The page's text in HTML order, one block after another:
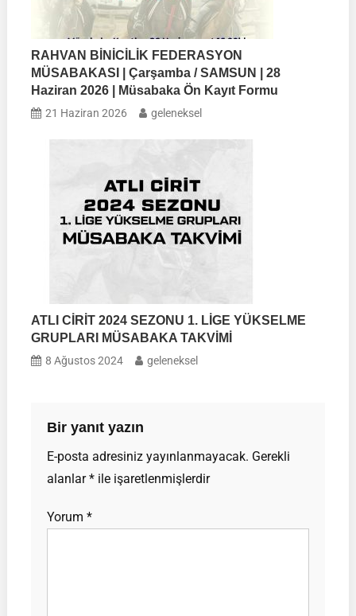
RAHVAN BİNİCİLİK FEDERASYON
MÜSABAKASI | Çarşamba / SAMSUN | 28
Haziran 2026 | Müsabaka Ön Kayıt Formu
21 Haziran 2026 geleneksel
ATLI CİRİT 2024 SEZONU 1. LİGE YÜKSELME
GRUPLARI MÜSABAKA TAKVİMİ
8 Ağustos 2024 geleneksel
Bir yanıt yazın
E-posta adresiniz yayınlanmayacak. Gerekli
alanlar*ile işaretlenmişlerdir
Yorum *